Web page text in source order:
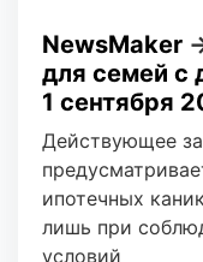
NewsMaker
для семей с
1 сентября
Действующее
ипотечных
лишь при
условий